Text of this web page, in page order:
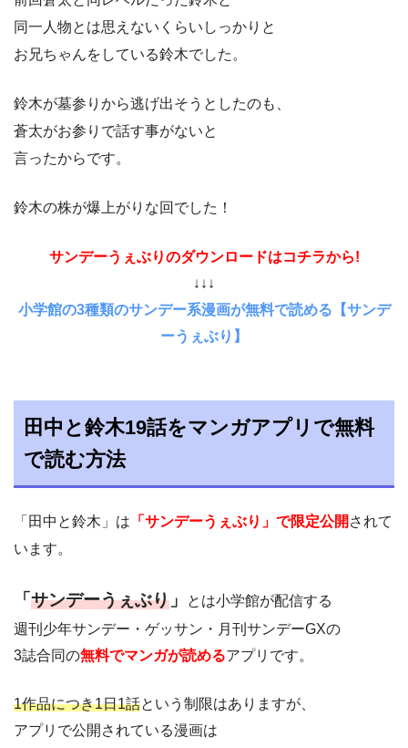
同一人物とは思えないくらいしっかりと
お兄ちゃんをしている鈴木でした。
鈴木が墓参りから逃げ出そうとしたのも、
蒼太がお参りで話す事がないと
言ったからです。
鈴木の株が爆上がりな回でした！
サンデーうぇぶりのダウンロードはコチラから!
↓↓↓
小学館の3種類のサンデー系漫画が無料で読める【サンデ
ーうぇぶり】
田中と鈴木19話をマンガアプリで無料
で読む方法
「田中と鈴木」は 「サンデーうぇぶり」で限定公開 されて
います。
「 サンデーうぇぶり 」
とは小学館が配信する
週刊少年サンデー・ゲッサン・月刊サンデーGXの
3誌合同の無料でマンガが読めるアプリです。
1作品につき1日1話という制限はありますが、
アプリで公開されている漫画は